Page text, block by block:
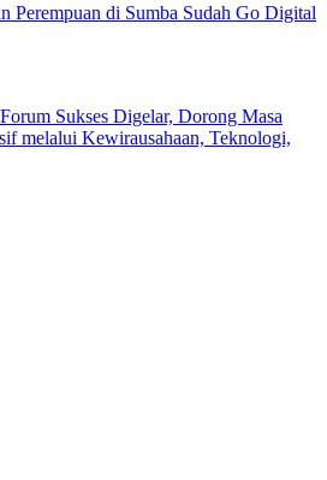
Perempuan di Sumba Sudah Go Digital
Sukses Digelar, Dorong Masa
melalui Kewirausahaan, Teknologi,